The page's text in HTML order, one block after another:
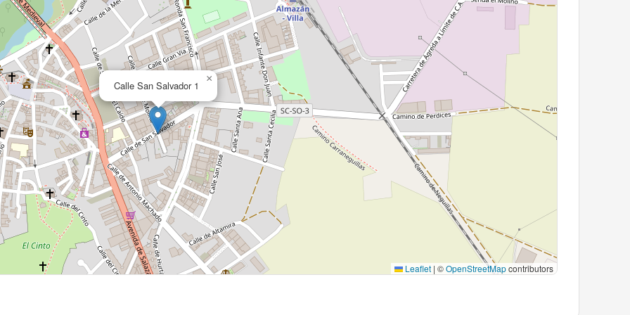
Calle San Salvador 1
×
Leaflet | ©OpenStreetMapcontributors